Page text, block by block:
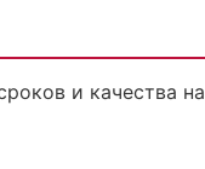
и качества на